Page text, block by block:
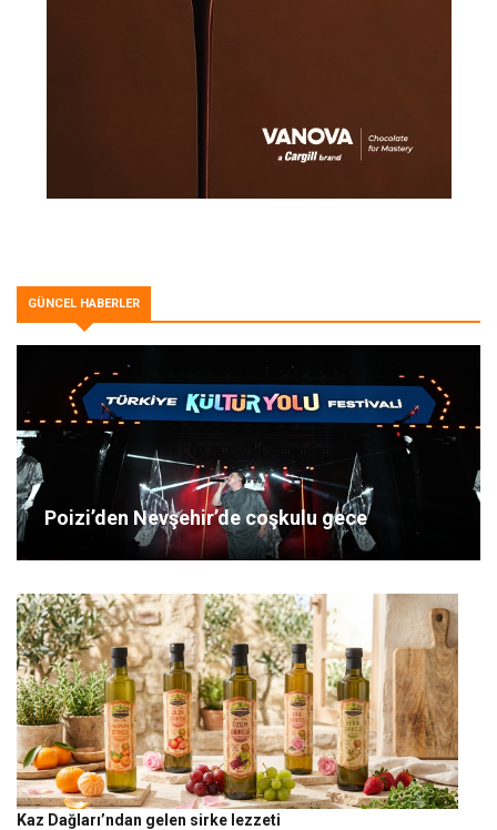
GÜNCEL HABERLER
Poizi’den Nevşehir’de coşkulu gece
Kaz Dağları’ndan gelen sirke lezzeti